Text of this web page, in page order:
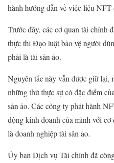
hành hướng dẫn về việc liệu
Trước đây, các cơ quan tài chính
thực thi Đạo luật bảo vệ người
phải là tài sản ảo.
Nguyên tắc này vẫn được giữ lại,
những thứ thực sự có đặc điểm
sản ảo. Các công ty phát hành
động kinh doanh của mình với cơ
là doanh nghiệp tài sản ảo.
Ủy ban Dịch vụ Tài chính đã